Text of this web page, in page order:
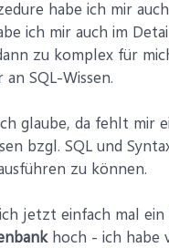
habe ich mir
ich mir auch im
zu komplex für
SQL-Wissen.
glaube, da fehlt mir
bzgl. SQL und
zu können.
jetzt einfach mal ein
hoch - ich habe